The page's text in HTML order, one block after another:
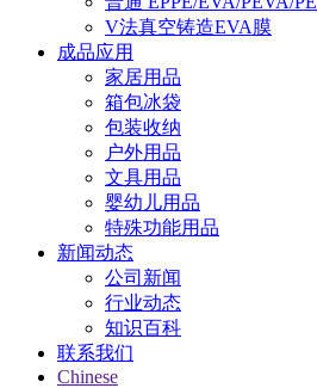
V法真空铸造EVA膜
成品应用
家居用品
箱包冰袋
包装收纳
户外用品
文具用品
婴幼儿用品
特殊功能用品
新闻动态
公司新闻
行业动态
知识百科
联系我们
Chinese